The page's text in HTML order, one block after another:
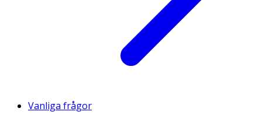
Vanliga frågor